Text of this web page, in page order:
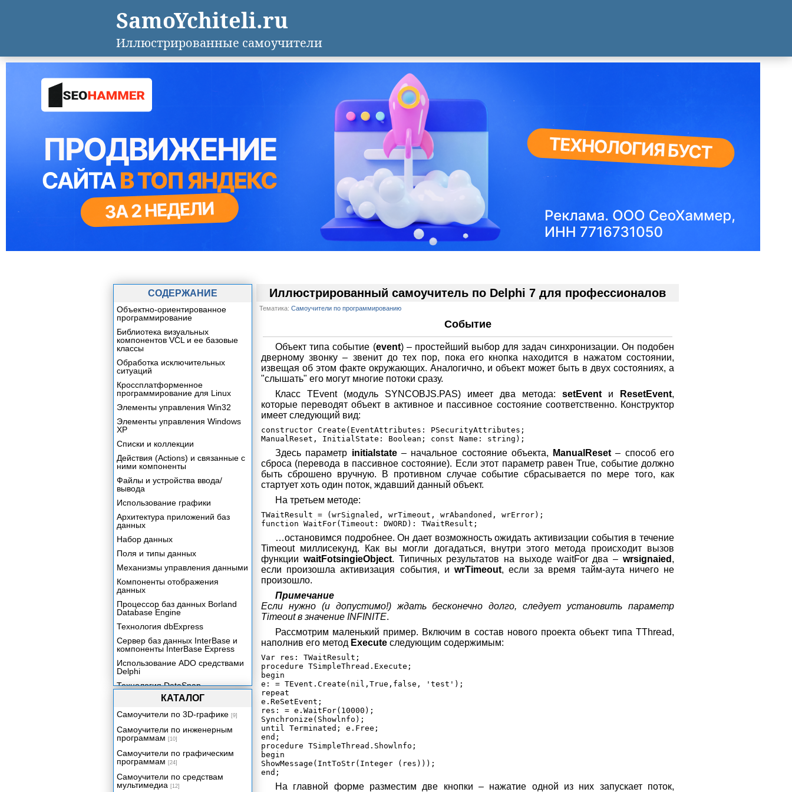
Иллюстрированный самоучитель по Delphi 7 для профессионалов
Тематика: Самоучители по программированию
Событие
Объект типа событие (event) – простейший выбор для задач синхронизации. Он подобен
дверному звонку – звенит до тех пор, пока его кнопка находится в нажатом состоянии,
извещая об этом факте окружающих. Аналогично, и объект может быть в двух состояниях, а
"слышать" его могут многие потоки сразу.
Класс TEvent (модуль SYNCOBJS.PAS) имеет два метода: setEvent и ResetEvent,
которые переводят объект в активное и пассивное состояние соответственно. Конструктор
имеет следующий вид:
constructor Create(EventAttributes: PSecurityAttributes;
Здесь параметр initialstate– начальное состояние объекта, ManualReset – способ его
сброса (перевода в пассивное состояние). Если этот параметр равен True, событие должно
быть сброшено вручную. В противном случае событие сбрасывается по мере того, как
стартует хоть один поток, ждавший данный объект.
На третьем методе:
TWaitResult = (wrSignaled, wrTimeout, wrAbandoned, wrError);
…остановимся подробнее. Он дает возможность ожидать активизации события в течение
Timeout миллисекунд. Как вы могли догадаться, внутри этого метода происходит вызов
функции waitFotsingieObject. Типичных результатов на выходе waitFor два –wrsignaied ,
если произошла активизация события, и wrTimeout, если за время тайм-аута ничего не
произошло.
Примечание
Если нужно (и допустимо!) ждать бесконечно долго, следует установить параметр
Timeout в значение INFINITE.
Рассмотрим маленький пример. Включим в состав нового проекта объект типа TThread,
наполнив его метод Execute следующим содержимым:
Var res: TWaitResult;
procedure TSimpleThread.Execute;
begin
e: = TEvent.Create(nil,True,false, 'test');
repeat
e.ReSetEvent;
res: = e.WaitFor(10000);
Synchronize(Showlnfo);
until Terminated; e.Free;
end;
procedure TSimpleThread.Showlnfo;
begin
ShowMessage(IntToStr(Integer (res)));
На главной форме разместим две кнопки – нажатие одной из них запускает поток,
СОДЕРЖАНИЕ
Объектно-ориентированное
программирование
Библиотека визуальных
компонентов VCL и ее базовые
классы
Обработка исключительных
ситуаций
Кроссплатформенное
программирование для Linux
Элементы управления Win32
Элементы управления Windows
XP
Списки и коллекции
Действия (Actions) и связанные с
ними компоненты
Файлы и устройства ввода/
вывода
Использование графики
Архитектура приложений баз
данных
Набор данных
Поля и типы данных
Механизмы управления данными
Компоненты отображения
данных
Процессор баз данных Borland
Database Engine
Технология dbExpress
Сервер баз данных InterBase и
компоненты InterBase Express
Использование ADO средствами
Delphi
Технология DataSnap.
Механизмы удаленного доступа.
Клиент многозвенного
распределенного приложения
Компоненты Rave Reports и
отчеты в приложении Delphi
Визуальная среда создания
отчетов
Разработка, просмотр и печать
КАТАЛОГ
Самоучители по 3D-графике [9]
Самоучители по инженерным
программам [10]
Самоучители по графическим
программам [24]
Самоучители по средствам
мультимедиа [12]
SamoYchiteli.ru
Иллюстрированные самоучители